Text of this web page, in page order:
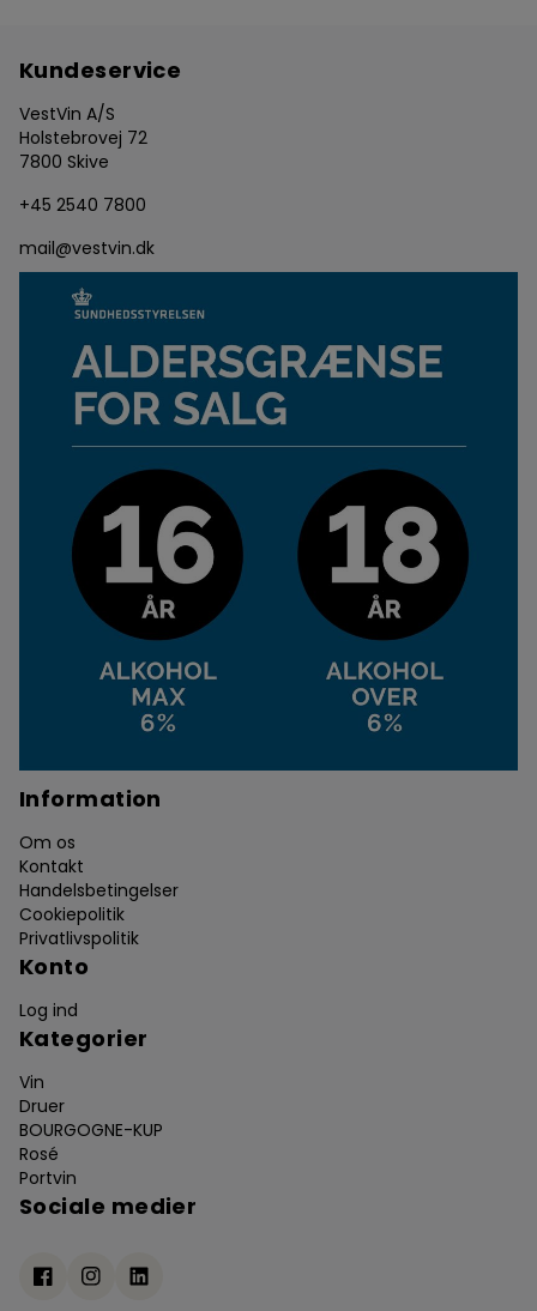
Kundeservice
VestVin A/S
Holstebrovej 72
7800 Skive
+45 2540 7800
mail@vestvin.dk
Information
Om os
Kontakt
Handelsbetingelser
Cookiepolitik
Privatlivspolitik
Konto
Log ind
Kategorier
Vin
Druer
BOURGOGNE-KUP
Rosé
Portvin
Sociale medier